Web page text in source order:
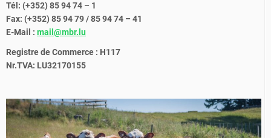
Tél: (+352) 85 94 74 – 1
Fax: (+352) 85 94 79 / 85 94 74 – 41
E-Mail : mail@mbr.lu
Registre de Commerce : H117
Nr.TVA: LU32170155